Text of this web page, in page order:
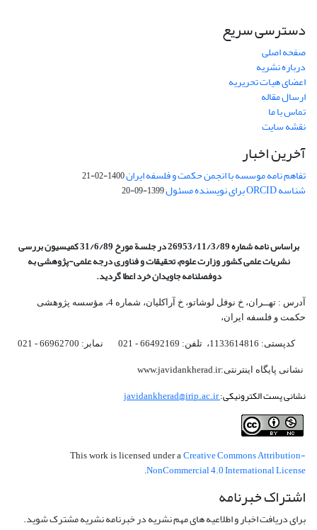
دسترسی سریع
صفحه اصلی
درباره نشریه
اعضای هیات تحریریه
ارسال مقاله
تماس با ما
نقشه سایت
آخرین اخبار
تفاهم نامه موسسه با انجمن حکمت و فلسفه ایران1400-02-21
شناسه ORCID برای نویسنده مسئول 1399-09-20
براساس نامه شماره 26953/11/3/89 در جلسة مورخ 31/6/89 کمیسیون
بررسی
نشریات علمی کشور وزارت علوم، تحقیقات و فناوری درجه علمی‌-پژوهشیبه
دوفصلنامه جاویدان خرد اعطا گردید.
آدرس : تهــران، خ نوفل لوشاتو، خ آراکلیان، شماره 4،‌ مؤسسه پژوهشی
حکمت و فلسفه ایران،‌
کدپستی: 1133614816، تلفن: 66492169 - 021 نمابر: 66962700 - 021
نشانی پایگاه اینترنتی:www.javidankherad.ir
نشانی پست الکترونیکی:javidankherad@irip.ac.ir
This work is licensed under a Creative Commons Attribution-
NonCommercial 4.0 International License
اشتراک خبرنامه
برای دریافت اخبار و اطلاعیه های مهم نشریه در خبرنامه نشریه مشترک شوید.